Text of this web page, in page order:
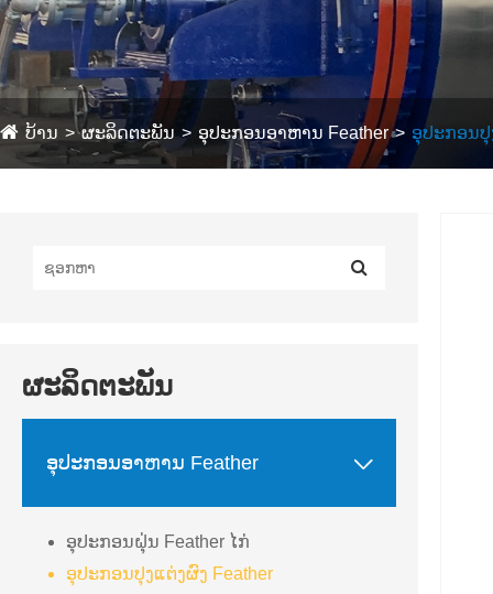
ບ້ານ ຜະລິດຕະພັນ ອຸປະກອນອາຫານ Feather ອຸປະກອນປຸ
ຜະລິດຕະພັນ
ອຸປະກອນອາຫານ Feather 
ອຸປະກອນຝຸ່ນ Feather ໄກ່
ອຸປະກອນປຸງແຕ່ງຜົງ Feather